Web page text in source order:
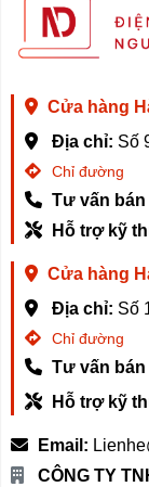
touchpad của
thước lớn, giúp
mặt touchpad
Cổng kết
bậc nhất, dù
LDB04255 vẫn
cơ bản như:
2x USB-C 3.2
1x USB-A 3.2
1x Jack 3.5mm
Cửa hàng
Địa chỉ: Số
Chỉ đường
Tư vấn bán
Hỗ trợ kỹ
Cửa hàng
Địa chỉ: Số
Chỉ đường
Tư vấn bán
Hỗ trợ kỹ
Email:
CÔNG TY